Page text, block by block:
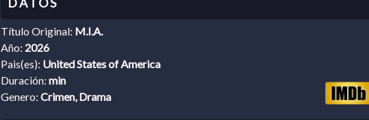
Título Original: M.I.A.
Año: 2026
Pais(es): United States of America
Duración: min
Genero: Crimen, Drama